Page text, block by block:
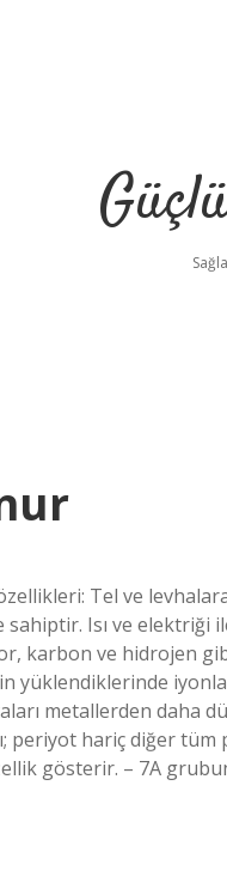
Tel ve
sahiptir. Isı ve
karbon ve hidrojen
yüklendiklerinde
metallerden daha
hariç diğer tüm
gösterir. – 7A